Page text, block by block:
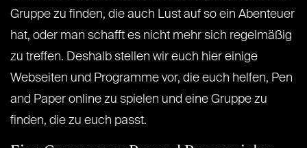
Gruppe zu finden, die auch Lust auf so ein Abenteuer
hat, oder man schafft es nicht mehr sich regelmäßig
zu treffen. Deshalb stellen wir euch hier einige
Webseiten und Programme vor, die euch helfen, Pen
and Paper online zu spielen und eine Gruppe zu
finden, die zu euch passt.